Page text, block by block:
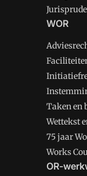
WOR
Taken en
Wettekst
75 jaar
Works
OR-